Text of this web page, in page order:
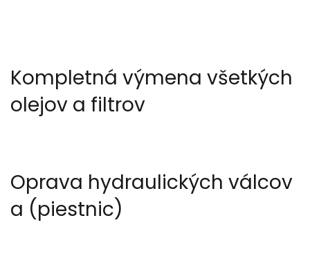
Kompletná výmena všetkých
olejov a filtrov
Oprava hydraulických válcov
a (piestnic)